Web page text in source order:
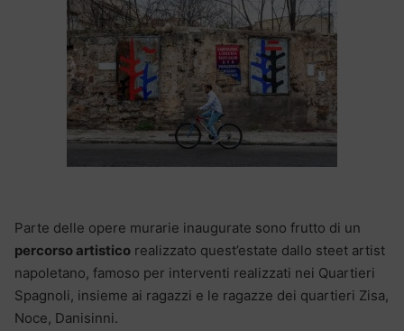
Parte delle opere murarie inaugurate sono frutto di un
percorso artistico realizzato quest’estate dallo steet artist
napoletano, famoso per interventi realizzati nei Quartieri
Spagnoli, insieme ai ragazzi e le ragazze dei quartieri Zisa,
Noce, Danisinni.